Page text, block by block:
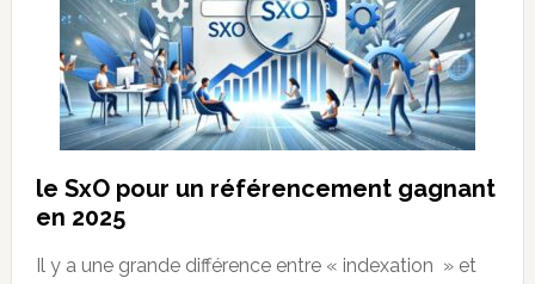
le SxO pour un référencement gagnant
en 2025
Il y a une grande différence entre « indexation » et